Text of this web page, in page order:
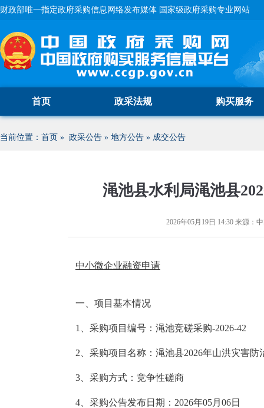
财政部唯一指定政府采购信息网络发布媒体 国家级政府采购专业网站
首页 政采法规 购买服务
当前位置： 首页 » 政采公告 » 地方公告 » 成交公告
渑池县水利局渑池县
2026年05月19日 14:30 来源：
中小微企业融资申请
一、项目基本情况
1、采购项目编号：渑池竞磋采购-2026-42
2、采购项目名称：渑池县2026年山洪灾害防
3、采购方式：竞争性磋商
4、采购公告发布日期：2026年05月06日